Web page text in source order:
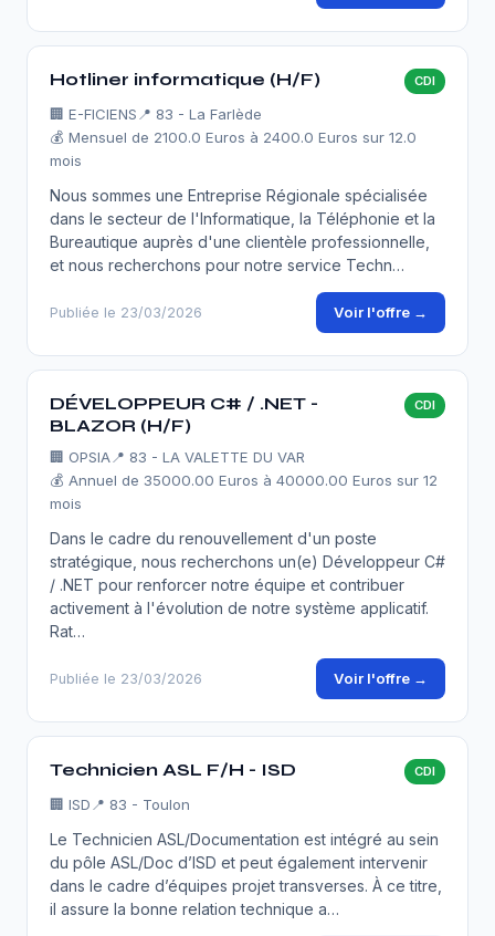
Hotliner informatique (H/F) CDI
🏢 E-FICIENS 📍 83 - La Farlède
💰 Mensuel de 2100.0 Euros à 2400.0 Euros sur 12.0
mois
Nous sommes une Entreprise Régionale spécialisée
dans le secteur de l'Informatique, la Téléphonie et la
Bureautique auprès d'une clientèle professionnelle,
et nous recherchons pour notre service Techn…
Publiée le 23/03/2026 Voir l'offre →
DÉVELOPPEUR C# / .NET -
BLAZOR (H/F)
CDI
🏢 OPSIA📍 83 - LA VALETTE DU VAR
💰 Annuel de 35000.00 Euros à 40000.00 Euros sur 12
mois
Dans le cadre du renouvellement d'un poste
stratégique, nous recherchons un(e) Développeur C#
/ .NET pour renforcer notre équipe et contribuer
activement à l'évolution de notre système applicatif.
Rat…
Publiée le 23/03/2026 Voir l'offre →
Technicien ASL F/H - ISD CDI
🏢 ISD 📍 83 - Toulon
Le Technicien ASL/Documentation est intégré au sein
du pôle ASL/Doc d’ISD et peut également intervenir
dans le cadre d’équipes projet transverses. À ce titre,
il assure la bonne relation technique a…